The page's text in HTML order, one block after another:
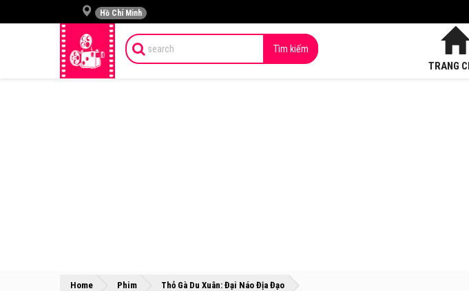
Hồ Chí Minh
Tìm kiếm
TRANG
Home »
Phim »
Thỏ Gà Du Xuân: Đại Náo Địa Đạo